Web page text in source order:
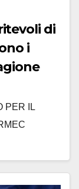
di
i
PER IL